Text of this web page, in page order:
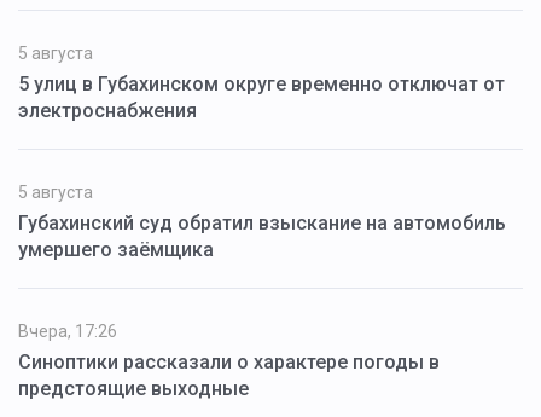
5 августа
5 улиц в Губахинском округе временно отключат от
электроснабжения
5 августа
Губахинский суд обратил взыскание на автомобиль
умершего заёмщика
Вчера, 17:26
Синоптики рассказали о характере погоды в
предстоящие выходные